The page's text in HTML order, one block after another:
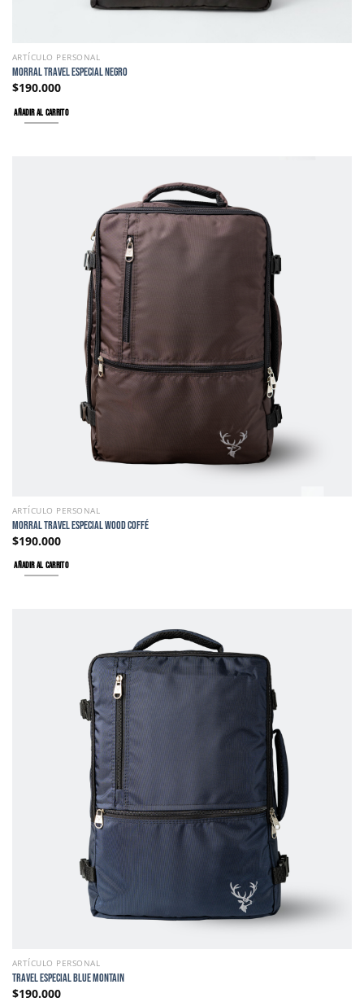
ARTÍCULO PERSONAL
MORRAL TRAVEL ESPECIAL NEGRO
$190.000
AÑADIR AL CARRITO
ARTÍCULO PERSONAL
MORRAL TRAVEL ESPECIAL WOOD COFFÉ
$190.000
AÑADIR AL CARRITO
ARTÍCULO PERSONAL
TRAVEL ESPECIAL BLUE MONTAIN
$190.000